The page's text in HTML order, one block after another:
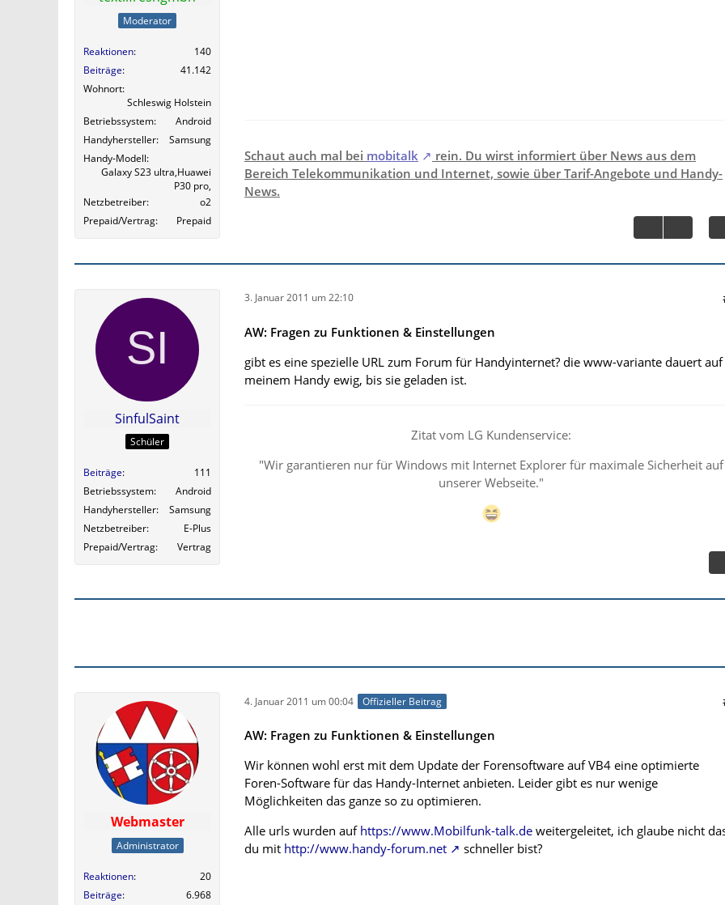
Moderator
Reaktionen
140
Beiträge
41.142
Wohnort
Schleswig Holstein
Betriebssystem
Android
Handyhersteller
Samsung
Handy-Modell
Galaxy S23 ultra,Huawei
P30 pro,
Netzbetreiber
o2
Prepaid/Vertrag
Prepaid
Schaut auch mal bei mobitalk
rein. Du wirst informiert über News aus dem
Bereich Telekommunikation und Internet, sowie über Tarif-Angebote und Handy-
News.
SinfulSaint
Schüler
Beiträge
111
Betriebssystem
Android
Handyhersteller
Samsung
Netzbetreiber
E-Plus
Prepaid/Vertrag
Vertrag
3. Januar 2011 um 22:10
AW: Fragen zu Funktionen & Einstellungen
gibt es eine spezielle URL zum Forum für Handyinternet? die www-variante dauert auf
meinem Handy ewig, bis sie geladen ist.
Zitat vom LG Kundenservice:
"Wir garantieren nur für Windows mit Internet Explorer für maximale Sicherheit auf
unserer Webseite."
Webmaster
Administrator
Reaktionen
20
Beiträge
6.968
4. Januar 2011 um 00:04 Offizieller Beitrag
AW: Fragen zu Funktionen & Einstellungen
Wir können wohl erst mit dem Update der Forensoftware auf VB4 eine optimierte
Foren-Software für das Handy-Internet anbieten. Leider gibt es nur wenige
Möglichkeiten das ganze so zu optimieren.
Alle urls wurden auf https://www.Mobilfunk-talk.de weitergeleitet, ich glaube nicht
du mit http://www.handy-forum.net schneller bist?